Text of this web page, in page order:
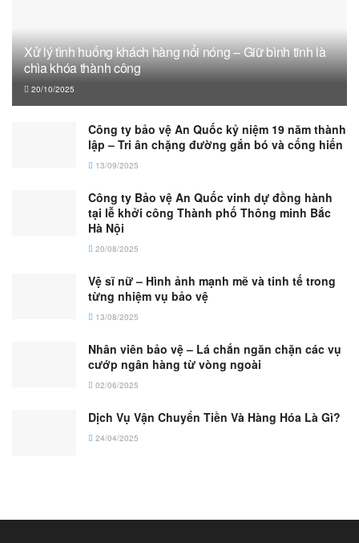
Xử lý tình huống khách hàng nổi nóng – Giữ bình tĩnh là
chìa khóa thành công
20/10/2025
Công ty bảo vệ An Quốc kỷ niệm 19 năm thành
lập – Tri ân chặng đường gắn bó và cống hiến
13/09/2025
Công ty Bảo vệ An Quốc vinh dự đồng hành
tại lễ khởi công Thành phố Thông minh Bắc
Hà Nội
20/08/2025
Vệ sĩ nữ – Hình ảnh mạnh mẽ và tinh tế trong
từng nhiệm vụ bảo vệ
13/08/2025
Nhân viên bảo vệ – Lá chắn ngăn chặn các vụ
cướp ngân hàng từ vòng ngoài
02/06/2025
Dịch Vụ Vận Chuyển Tiền Và Hàng Hóa Là Gì?
24/04/2025